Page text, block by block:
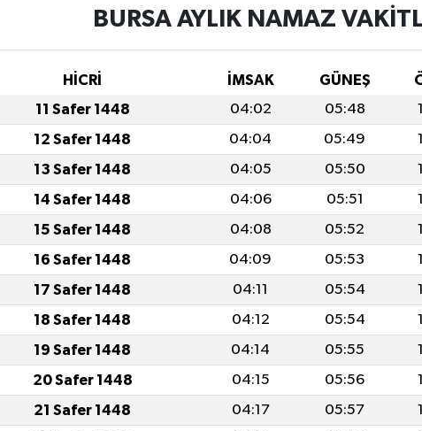
BURSA AYLIK NAMAZ
HİCRİ İMSAK GÜNEŞ
11 Safer 1448 04:02 05:48
12 Safer 1448 04:04 05:49
13 Safer 1448 04:05 05:50
14 Safer 1448 04:06 05:51
15 Safer 1448 04:08 05:52
16 Safer 1448 04:09 05:53
17 Safer 1448 04:11 05:54
18 Safer 1448 04:12 05:54
19 Safer 1448 04:14 05:55
20 Safer 1448 04:15 05:56
21 Safer 1448 04:17 05:57